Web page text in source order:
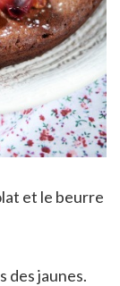
et le beurre
des jaunes.